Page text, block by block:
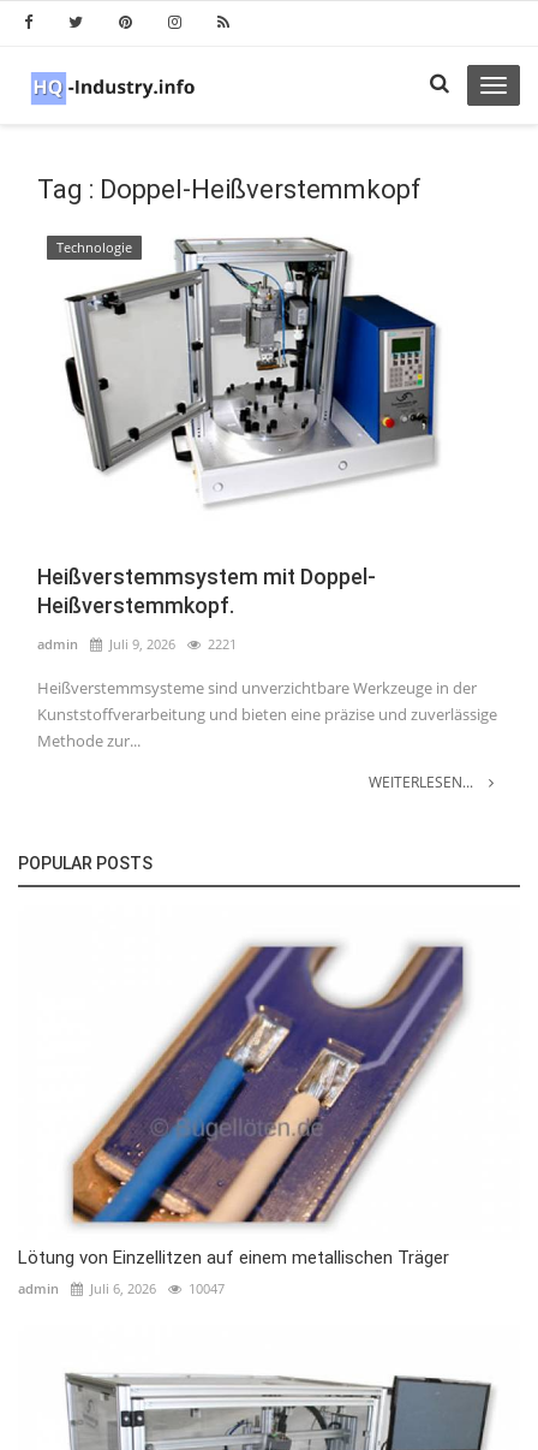
Tag : Doppel-Heißverstemmkopf
Technologie
Heißverstemmsystem mit Doppel-
Heißverstemmkopf.
admin Juli 9, 2026 2221
Heißverstemmsysteme sind unverzichtbare Werkzeuge in der
Kunststoffverarbeitung und bieten eine präzise und zuverlässige
Methode zur...
WEITERLESEN...
POPULAR POSTS
Lötung von Einzellitzen auf einem metallischen Träger
admin Juli 6, 2026 10047